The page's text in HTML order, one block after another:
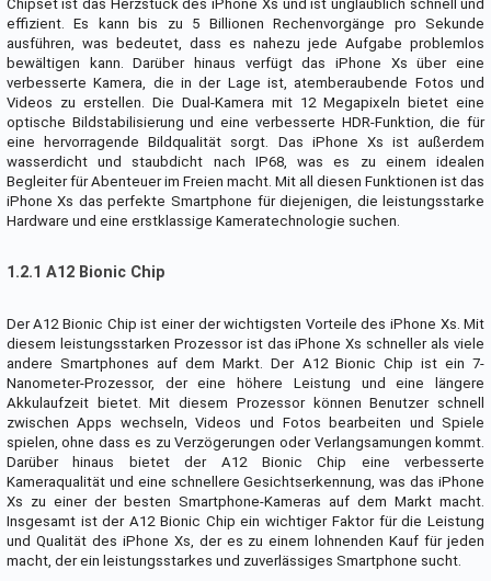
Chipset ist das Herzstück des iPhone Xs und ist unglaublich schnell und
effizient. Es kann bis zu 5 Billionen Rechenvorgänge pro Sekunde
ausführen, was bedeutet, dass es nahezu jede Aufgabe problemlos
bewältigen kann. Darüber hinaus verfügt das iPhone Xs über eine
verbesserte Kamera, die in der Lage ist, atemberaubende Fotos und
Videos zu erstellen. Die Dual-Kamera mit 12 Megapixeln bietet eine
optische Bildstabilisierung und eine verbesserte HDR-Funktion, die für
eine hervorragende Bildqualität sorgt. Das iPhone Xs ist außerdem
wasserdicht und staubdicht nach IP68, was es zu einem idealen
Begleiter für Abenteuer im Freien macht. Mit all diesen Funktionen ist das
iPhone Xs das perfekte Smartphone für diejenigen, die leistungsstarke
Hardware und eine erstklassige Kameratechnologie suchen.
1.2.1 A12 Bionic Chip
Der A12 Bionic Chip ist einer der wichtigsten Vorteile des iPhone Xs. Mit
diesem leistungsstarken Prozessor ist das iPhone Xs schneller als viele
andere Smartphones auf dem Markt. Der A12 Bionic Chip ist ein 7-
Nanometer-Prozessor, der eine höhere Leistung und eine längere
Akkulaufzeit bietet. Mit diesem Prozessor können Benutzer schnell
zwischen Apps wechseln, Videos und Fotos bearbeiten und Spiele
spielen, ohne dass es zu Verzögerungen oder Verlangsamungen kommt.
Darüber hinaus bietet der A12 Bionic Chip eine verbesserte
Kameraqualität und eine schnellere Gesichtserkennung, was das iPhone
Xs zu einer der besten Smartphone-Kameras auf dem Markt macht.
Insgesamt ist der A12 Bionic Chip ein wichtiger Faktor für die Leistung
und Qualität des iPhone Xs, der es zu einem lohnenden Kauf für jeden
macht, der ein leistungsstarkes und zuverlässiges Smartphone sucht.